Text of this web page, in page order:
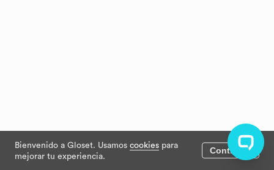
Bienvenido a Gloset. Usamos cookies para
mejorar tu experiencia.
Continuar